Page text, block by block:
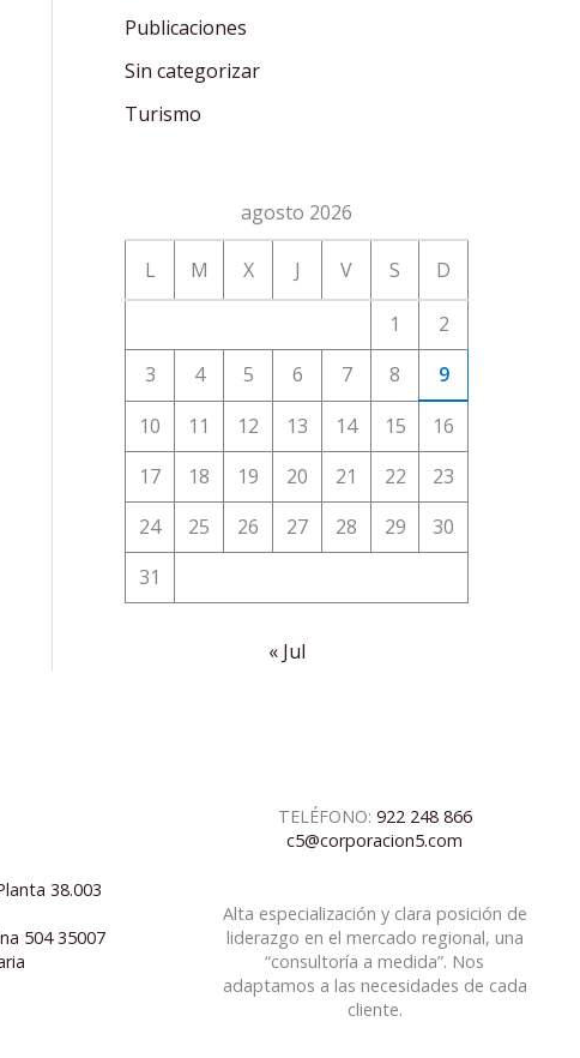
Publicaciones
Sin categorizar
Turismo
agosto 2026
L M X J V S D
1
2
3
4 5 6 7 8
9
10
11 12 13 14 15
16
17
18 19 20 21 22
23
24
25 26 27 28 29
30
31
« Jul
38.003
504 35007
TELÉFONO: 922 248 866
c5@corporacion5.com
Alta especialización y clara posición de
liderazgo en el mercado regional, una
“consultoría a medida”. Nos
adaptamos a las necesidades de cada
cliente.